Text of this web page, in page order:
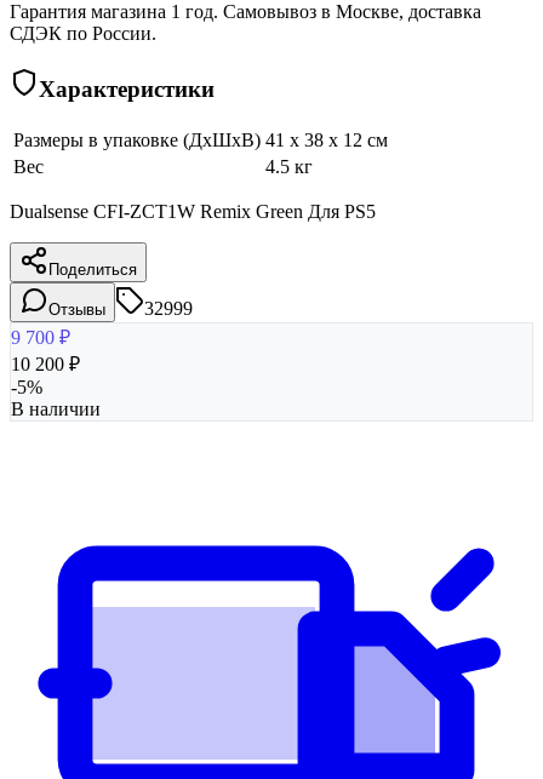
Гарантия магазина 1 год. Самовывоз в Москве, доставка
СДЭК по России.
Характеристики
Размеры в упаковке (ДхШхВ) 41 x 38 x 12 см
Вес
4.5 кг
Dualsense CFI-ZCT1W Remix Green Для PS5
Поделиться
Отзывы
32999
9 700 ₽
10 200 ₽
-5%
В наличии